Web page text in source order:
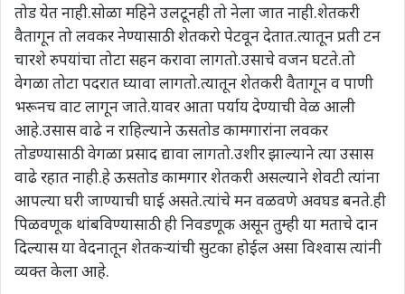
तोड येत नाही.सोळा महिने उलटूनही तो नेला जात नाही.शेतकरी
वैतागून तो लवकर नेण्यासाठी शेतकरो पेटवून देतात.त्यातून प्रती टन
चारशे रुपयांचा तोटा सहन करावा लागतो.उसाचे वजन घटते.तो
वेगळा तोटा पदरात घ्यावा लागतो.त्यातून शेतकरी वैतागून व पाणी
भरूनच वाट लागून जाते.यावर आता पर्याय देण्याची वेळ आली
आहे.उसास वाढे न राहिल्याने ऊसतोड कामगारांना लवकर
तोडण्यासाठी वेगळा प्रसाद द्यावा लागतो.उशीर झाल्याने त्या उसास
वाढे रहात नाही.हे ऊसतोड कामगार शेतकरी असल्याने शेवटी त्यांना
आपल्या घरी जाण्याची घाई असते.त्यांचे मन वळवणे अवघड बनते.ही
पिळवणूक थांबविण्यासाठी ही निवडणूक असून तुम्ही या मताचे दान
दिल्यास या वेदनातून शेतकऱ्यांची सुटका होईल असा विश्वास त्यांनी
व्यक्त केला आहे.